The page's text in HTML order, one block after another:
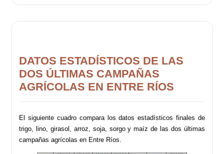
DATOS ESTADÍSTICOS DE LAS
DOS ÚLTIMAS CAMPAÑAS
AGRÍCOLAS EN ENTRE RÍOS
El siguiente cuadro compara los datos estadísticos finales de
trigo, lino, girasol, arroz, soja, sorgo y maíz de las dos últimas
campañas agrícolas en Entre Ríos.